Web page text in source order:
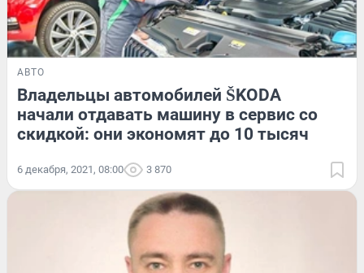
АВТО
Владельцы автомобилей ŠKODA
начали отдавать машину в сервис со
скидкой: они экономят до 10 тысяч
6 декабря, 2021, 08:00 3 870